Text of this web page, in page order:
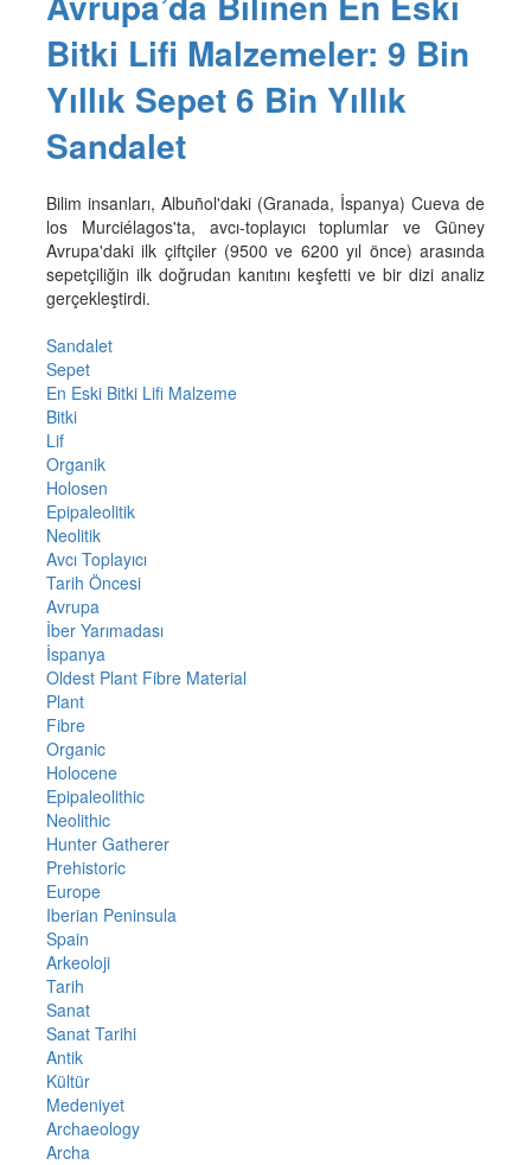
Bitki Lifi Malzemeler: 9 Bin
Yıllık Sepet 6 Bin Yıllık
Sandalet
Bilim insanları, Albuñol'daki (Granada, İspanya) Cueva de
los Murciélagos'ta, avcı-toplayıcı toplumlar ve Güney
Avrupa'daki ilk çiftçiler (9500 ve 6200 yıl önce) arasında
sepetçiliğin ilk doğrudan kanıtını keşfetti ve bir dizi analiz
gerçekleştirdi.
Sandalet
Sepet
En Eski Bitki Lifi Malzeme
Bitki
Lif
Organik
Holosen
Epipaleolitik
Neolitik
Avcı Toplayıcı
Tarih Öncesi
Avrupa
İber Yarımadası
İspanya
Oldest Plant Fibre Material
Plant
Fibre
Organic
Holocene
Epipaleolithic
Neolithic
Hunter Gatherer
Prehistoric
Europe
Iberian Peninsula
Spain
Arkeoloji
Tarih
Sanat
Sanat Tarihi
Antik
Kültür
Medeniyet
Archaeology
Archa